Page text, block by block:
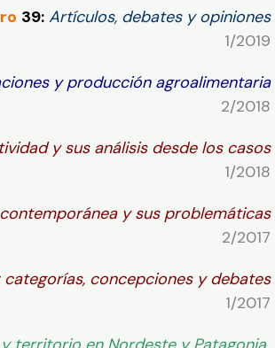
39: Artículos, debates y opiniones
1/2019
y producción agroalimentaria
2/2018
y sus análisis desde los casos
1/2018
y sus problemáticas
2/2017
concepciones y debates
1/2017